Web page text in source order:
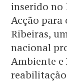
inserido no
Acção para
Ribeiras,
nacional
Ambiente e